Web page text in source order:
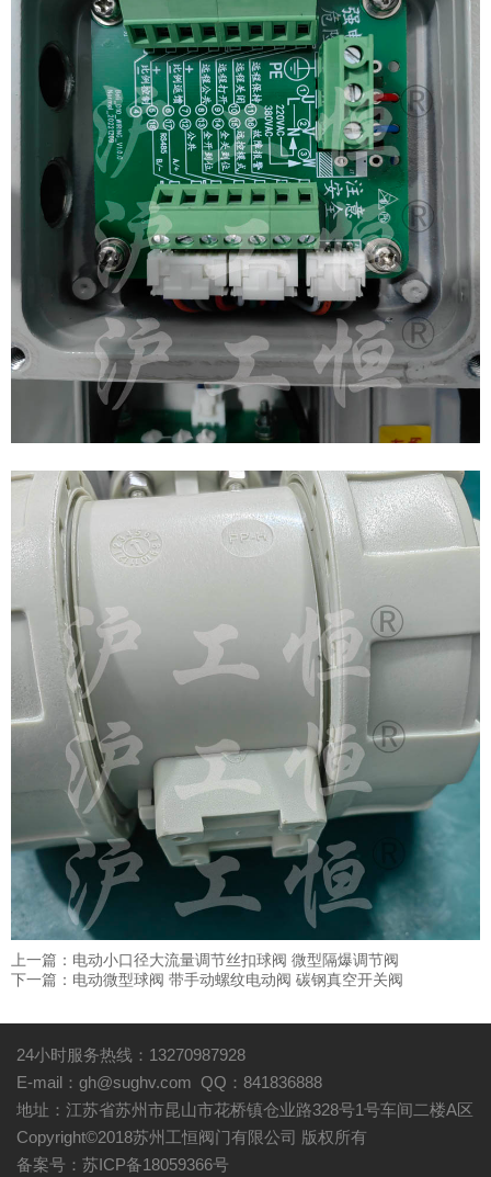
上一篇： 电动小口径大流量调节丝扣球阀 微型隔爆调节阀
下一篇： 电动微型球阀 带手动螺纹电动阀 碳钢真空开关阀
24小时服务热线：13270987928
E-mail：gh@sughv.com QQ：841836888
地址：江苏省苏州市昆山市花桥镇仓业路328号1号车间二楼A区
Copyright©2018苏州工恒阀门有限公司 版权所有
备案号：苏ICP备18059366号